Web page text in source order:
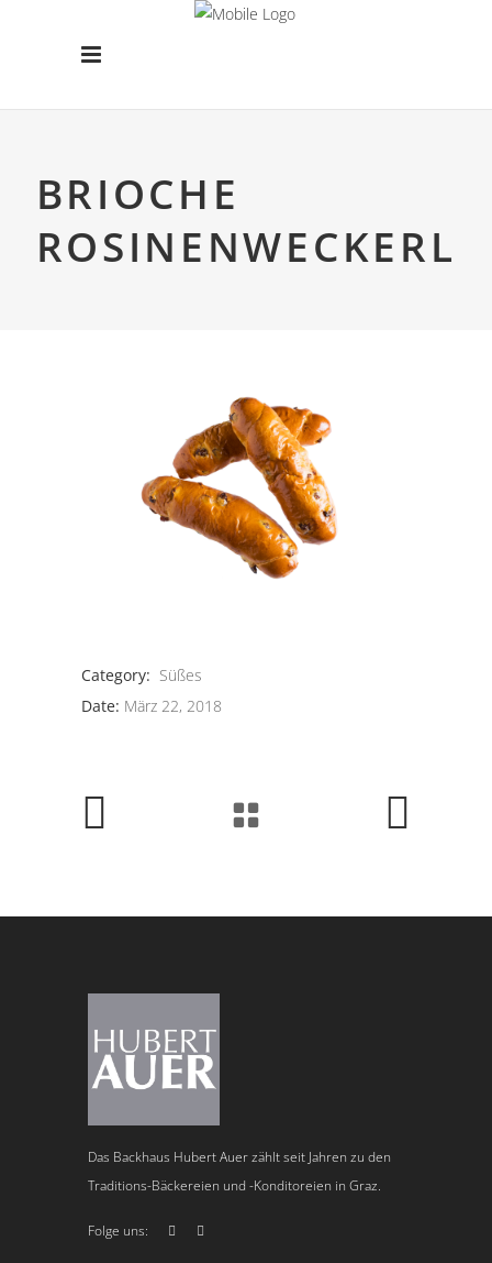
BRIOCHE
ROSINENWECKERL
Category: Süßes
Date: März 22, 2018
Das Backhaus Hubert Auer zählt seit Jahren zu den
Traditions-Bäckereien und -Konditoreien in Graz.
Folge uns: